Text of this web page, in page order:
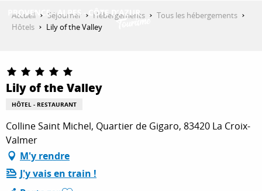
QUE FAIRE ?
SÉJOURNER
Accueil Séjourner Hébergements
Tous les hébergements
Hôtels
Lily of the Valley
Lily of the Valley
HÔTEL - RESTAURANT
Colline Saint Michel, Quartier de Gigaro, 83420 La Croix-
Valmer
M'y rendre
J'y vais en train !